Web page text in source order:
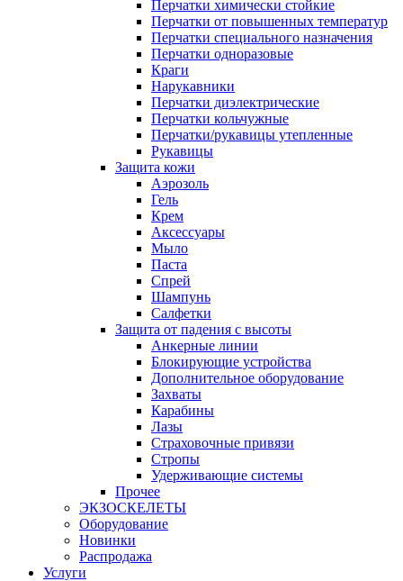
Перчатки химически стойкие
Перчатки от повышенных температур
Перчатки специального назначения
Перчатки одноразовые
Краги
Нарукавники
Перчатки диэлектрические
Перчатки кольчужные
Перчатки/рукавицы утепленные
Рукавицы
Защита кожи
Аэрозоль
Гель
Крем
Аксессуары
Мыло
Паста
Спрей
Шампунь
Салфетки
Защита от падения с высоты
Анкерные линии
Блокирующие устройства
Дополнительное оборудование
Захваты
Карабины
Лазы
Страховочные привязи
Стропы
Удерживающие системы
Прочее
ЭКЗОСКЕЛЕТЫ
Оборудование
Новинки
Распродажа
Услуги